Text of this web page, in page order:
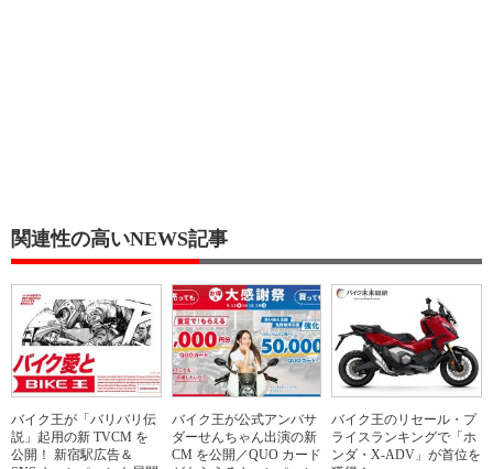
関連性の高いNEWS記事
バイク王が「バリバリ伝
説」起用の新 TVCM を
公開！ 新宿駅広告＆
バイク王が公式アンバサ
ダーせんちゃん出演の新
CM を公開／QUO カード
バイク王のリセール・プ
ライスランキングで「ホ
ンダ・X-ADV」が首位を